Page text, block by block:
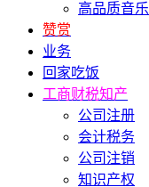
高品质音乐
赞赏
业务
回家吃饭
工商财税知产
公司注册
会计税务
公司注销
知识产权